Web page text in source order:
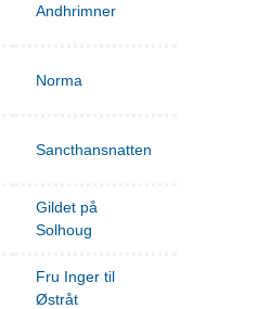
Andhrimner
Norma
Sancthansnatten
Gildet på
Solhoug
Fru Inger til
Østråt